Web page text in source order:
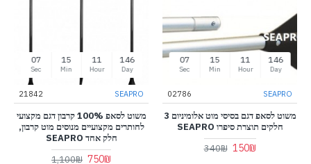
146
Day
11
Hour
15
Min
07
Sec
SEAPRO
02786
משוט לסאפ דגם בסיסי מוט אלומיניום 3
חלקים תוצרת סיפרו SEAPRO
150₪
340₪
146
Day
11
Hour
15
Min
07
Sec
SEAPRO
21842
משוט לסאפ 100% קרבון דגם מקצועי
לחותרים מקצועיים מנוסים מוט קרבון,
חלק אחד SEAPRO
750₪
1,100₪